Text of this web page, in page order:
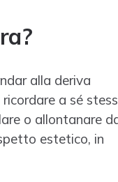
alla deriva
a sé
o allontanare
estetico, in